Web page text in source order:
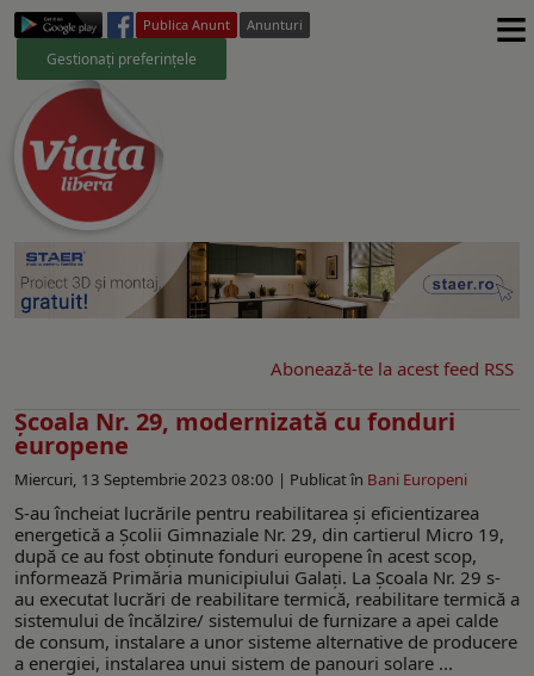
Publica Anunt Anunturi
Gestionați preferințele ≡
Abonează-te la acest feed RSS
Școala Nr. 29, modernizată cu fonduri
europene
Miercuri, 13 Septembrie 2023 08:00 | Publicat în Bani Europeni
S-au încheiat lucrările pentru reabilitarea și eficientizarea
energetică a Școlii Gimnaziale Nr. 29, din cartierul Micro 19,
după ce au fost obținute fonduri europene în acest scop,
informează Primăria municipiului Galați. La Școala Nr. 29 s-
au executat lucrări de reabilitare termică, reabilitare termică a
sistemului de încălzire/ sistemului de furnizare a apei calde
de consum, instalare a unor sisteme alternative de producere
a energiei, instalarea unui sistem de panouri solare ...